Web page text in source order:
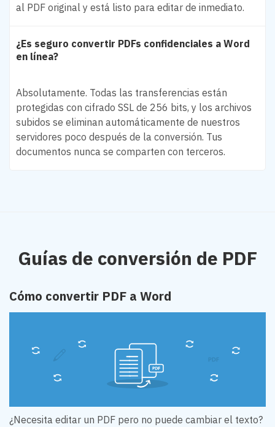
al PDF original y está listo para editar de inmediato.
¿Es seguro convertir PDFs confidenciales a Word
en línea?
Absolutamente. Todas las transferencias están
protegidas con cifrado SSL de 256 bits, y los archivos
subidos se eliminan automáticamente de nuestros
servidores poco después de la conversión. Tus
documentos nunca se comparten con terceros.
Guías de conversión de PDF
Cómo convertir PDF a Word
¿Necesita editar un PDF pero no puede cambiar el texto?